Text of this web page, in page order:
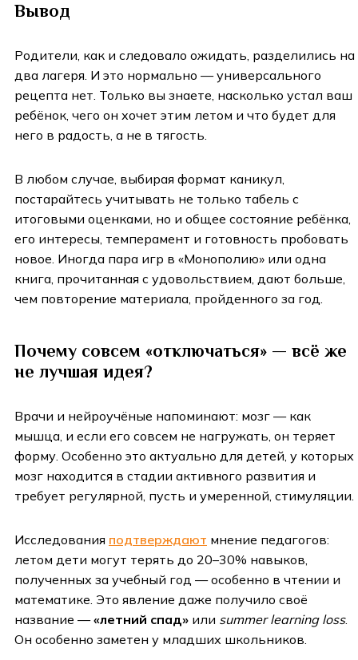
Вывод
Родители, как и следовало ожидать, разделились на
два лагеря. И это нормально — универсального
рецепта нет. Только вы знаете, насколько устал ваш
ребёнок, чего он хочет этим летом и что будет для
него в радость, а не в тягость.
В любом случае, выбирая формат каникул,
постарайтесь учитывать не только табель с
итоговыми оценками, но и общее состояние ребёнка,
его интересы, темперамент и готовность пробовать
новое. Иногда пара игр в «Монополию» или одна
книга, прочитанная с удовольствием, дают больше,
чем повторение материала, пройденного за год.
Почему совсем «отключаться» — всё же
не лучшая идея?
Врачи и нейроучёные напоминают: мозг — как
мышца, и если его совсем не нагружать, он теряет
форму. Особенно это актуально для детей, у которых
мозг находится в стадии активного развития и
требует регулярной, пусть и умеренной, стимуляции.
Исследования подтверждают мнение педагогов:
летом дети могут терять до 20–30% навыков,
полученных за учебный год — особенно в чтении и
математике. Это явление даже получило своё
название —«летний спад» или summer learning loss.
Он особенно заметен у младших школьников.